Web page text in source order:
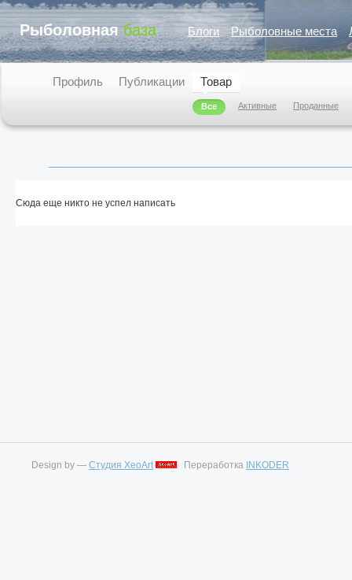
Рыболовная база Блоги Рыболовные места
Профиль Публикации Товар
Все Активные Проданные
Сюда еще никто не успел написать
Design by — Студия XeoArt Переработка INKODER